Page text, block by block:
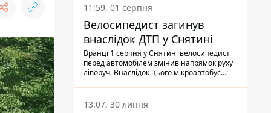
11:59, 01 серпня
Велосипедист загинув
внаслідок ДТП у Снятині
Вранці 1 серпня у Снятині велосипедист
перед автомобілем змінив напрямок руху
ліворуч. Внаслідок цього мікроавтобус
13:07, 30 липня